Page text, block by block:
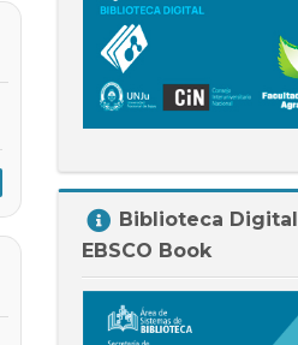
Biblioteca
Digital
EBSCO
Biblioteca Digital
EBSCO Book